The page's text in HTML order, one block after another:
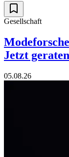
Gesellschaft
Jetzt
05.08.26